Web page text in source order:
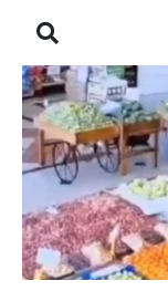
NASLOVNA
VESTI
ZADRUGA
SHOWBIZ